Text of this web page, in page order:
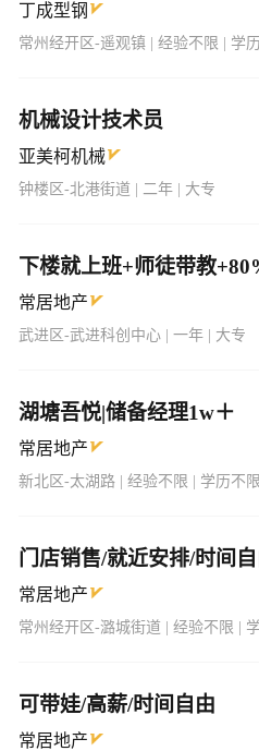
丁成型钢
常州经开区-遥观镇 | 经验不限 | 学
机械设计技术员
亚美柯机械
钟楼区-北港街道 | 二年 | 大专
下楼就上班+师徒带教
常居地产
武进区-武进科创中心 | 一年 | 大专
湖塘吾悦|储备经理1w＋
常居地产
新北区-太湖路 | 经验不限 | 学历不限
门店销售/就近安排/时间
常居地产
常州经开区-潞城街道 | 经验不限 |
可带娃/高薪/时间自由
常居地产